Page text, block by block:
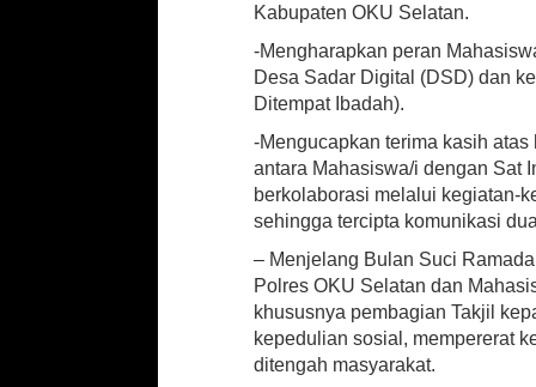
Kabupaten OKU Selatan.
-Mengharapkan peran
Desa Sadar Digital (DSD) dan
Ditempat Ibadah).
-Mengucapkan terima kasih
antara Mahasiswa/i dengan Sat
berkolaborasi melalui kegiatan-
sehingga tercipta komunikasi
– Menjelang Bulan Suci
Polres OKU Selatan dan
khususnya pembagian Takjil
kepedulian sosial, mempererat
ditengah masyarakat.